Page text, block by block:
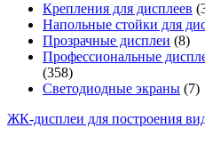
Крепления для дисплеев
Напольные стойки для
Прозрачные дисплеи (8)
Профессиональные
(358)
Светодиодные экраны (7)
ЖК-дисплеи для построения